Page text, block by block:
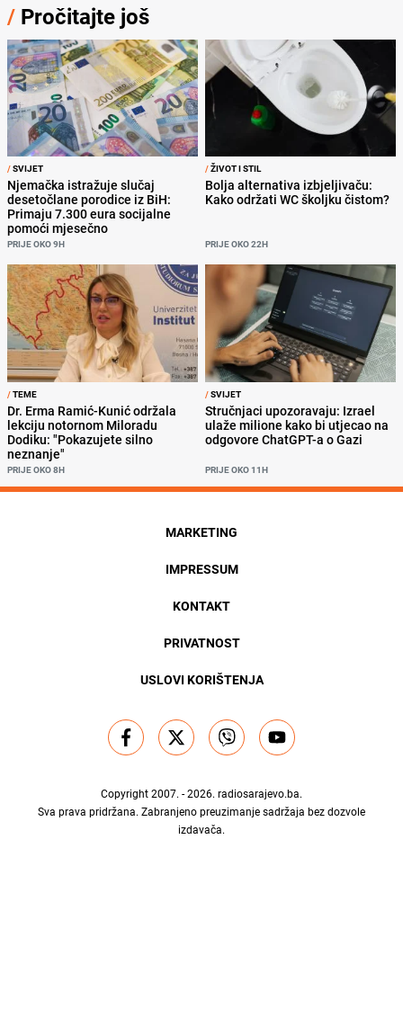
/ Pročitajte još
/SVIJET
Njemačka istražuje slučaj
desetočlane porodice iz BiH:
Primaju 7.300 eura socijalne
pomoći mjesečno
PRIJE OKO 9H
/ŽIVOT I STIL
Bolja alternativa izbjeljivaču:
Kako održati WC školjku čistom?
PRIJE OKO 22H
/TEME
Dr. Erma Ramić-Kunić održala
lekciju notornom Miloradu
Dodiku: "Pokazujete silno
neznanje"
PRIJE OKO 8H
/SVIJET
Stručnjaci upozoravaju: Izrael
ulaže milione kako bi utjecao na
odgovore ChatGPT-a o Gazi
PRIJE OKO 11H
MARKETING
IMPRESSUM
KONTAKT
PRIVATNOST
USLOVI KORIŠTENJA
Copyright 2007. - 2026. radiosarajevo.ba.
Sva prava pridržana. Zabranjeno preuzimanje sadržaja bez dozvole
izdavača.